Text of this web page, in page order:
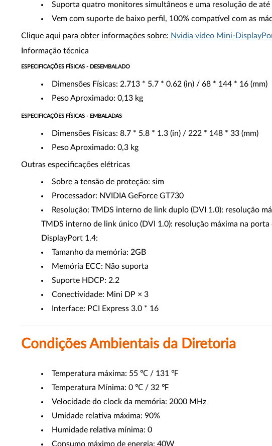
Suporta quatro monitores simultâneos e uma resolução de
Vem com suporte de baixo perfil, 100% compatível com as
Clique aqui para obter informações sobre: Nvidia vídeo Mini-
Informação técnica
ESPECIFICAÇÕES FÍSICAS - DESEMBALADO
Dimensões Físicas: 2.713 * 5.7 * 0.62 (in) / 68 * 144 * 16 (mm)
Peso Aproximado: 0,13 kg
ESPECIFICAÇÕES FÍSICAS - EMBALADAS
Dimensões Físicas: 8.7 * 5.8 * 1.3 (in) / 222 * 148 * 33 (mm)
Peso Aproximado: 0,3 kg
Outras especificações elétricas
Sobre a tensão de proteção: sim
Processador: NVIDIA GeForce GT730
Resolução: TMDS interno de link duplo (DVI 1.0): resolução
TMDS interno de link único (DVI 1.0): resolução máxima na
DisplayPort 1.4:
Tamanho da memória: 2GB
Memória ECC: Não suporta
Suporte HDCP: 2.2
Conectividade: Mini DP × 3
Interface: PCI Express 3.0 * 16
Condições Ambientais da Diretoria
Temperatura máxima: 55 ℃ / 131 ℉
Temperatura Mínima: 0 ℃ / 32 ℉
Velocidade do clock da memória: 2000 MHz
Umidade relativa máxima: 90%
Humidade relativa mínima: 0
Consumo máximo de energia: 40W